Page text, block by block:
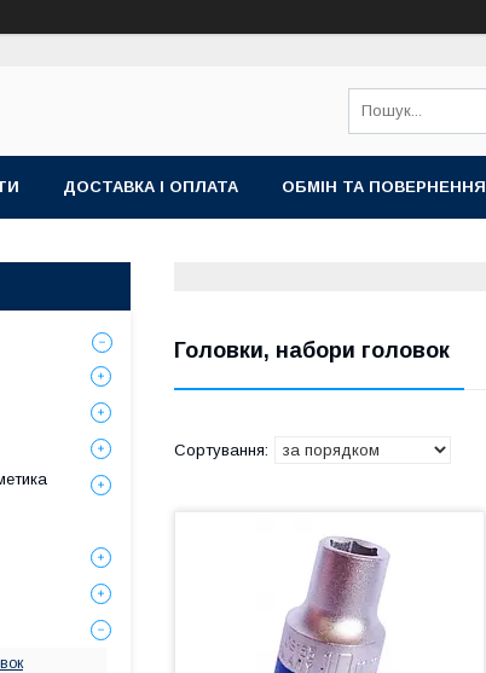
ДОСТАВКА І ОПЛАТА ОБМІН ТА ПОВЕРНЕННЯ
Головки, набори головок